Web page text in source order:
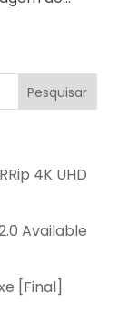
4K UHD
Available
[Final]